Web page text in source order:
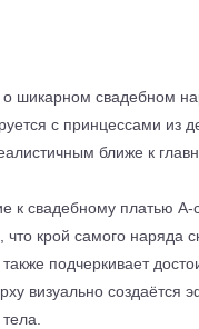
шикарном свадебном
с принцессами из
ближе к
к свадебному платью А-
крой самого наряда
подчеркивает
визуально создаётся